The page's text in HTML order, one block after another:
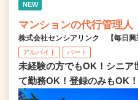
NEW
マンションの代行管理人
株式会社センシアリンク 【毎日興
アルバイト パート
未経験の方でもOK！シニア
て勤務OK！登録のみもOK！